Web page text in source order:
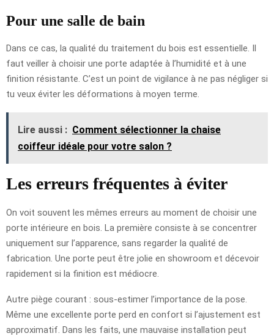
Pour une salle de bain
Dans ce cas, la qualité du traitement du bois est essentielle. Il
faut veiller à choisir une porte adaptée à l’humidité et à une
finition résistante. C’est un point de vigilance à ne pas négliger si
tu veux éviter les déformations à moyen terme.
Lire aussi : Comment sélectionner la chaise
coiffeur idéale pour votre salon ?
Les erreurs fréquentes à éviter
On voit souvent les mêmes erreurs au moment de choisir une
porte intérieure en bois. La première consiste à se concentrer
uniquement sur l’apparence, sans regarder la qualité de
fabrication. Une porte peut être jolie en showroom et décevoir
rapidement si la finition est médiocre.
Autre piège courant : sous-estimer l’importance de la pose.
Même une excellente porte perd en confort si l’ajustement est
approximatif. Dans les faits, une mauvaise installation peut